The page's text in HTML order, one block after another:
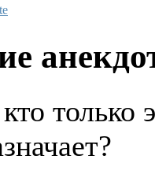
только